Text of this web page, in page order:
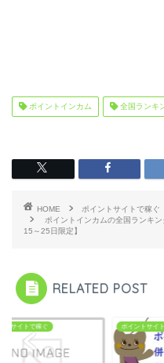
ポイントインカム 全国ランキ
HOME
ポイントサイトで稼ぐ
ポイントインカムの全国ランキ
15～25日限定】
RELATED POST
トサイトで稼ぐ ポイントサイ